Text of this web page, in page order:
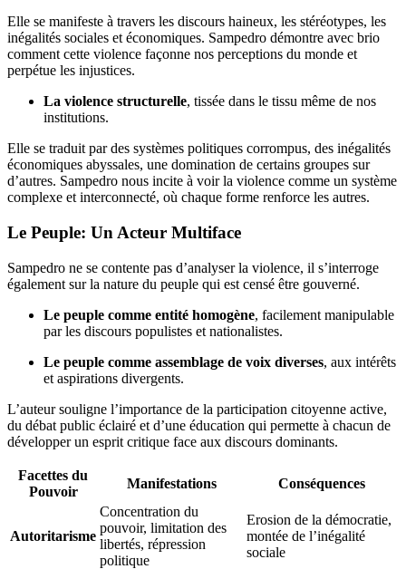
Elle se manifeste à travers les discours haineux, les stéréotypes, les
inégalités sociales et économiques. Sampedro démontre avec brio
comment cette violence façonne nos perceptions du monde et
perpétue les injustices.
La violence structurelle, tissée dans le tissu même de nos
institutions.
Elle se traduit par des systèmes politiques corrompus, des inégalités
économiques abyssales, une domination de certains groupes sur
d’autres. Sampedro nous incite à voir la violence comme un système
complexe et interconnecté, où chaque forme renforce les autres.
Le Peuple: Un Acteur Multiface
Sampedro ne se contente pas d’analyser la violence, il s’interroge
également sur la nature du peuple qui est censé être gouverné.
Le peuple comme entité homogène, facilement manipulable
par les discours populistes et nationalistes.
Le peuple comme assemblage de voix diverses, aux intérêts
et aspirations divergents.
L’auteur souligne l’importance de la participation citoyenne active,
du débat public éclairé et d’une éducation qui permette à chacun de
développer un esprit critique face aux discours dominants.
Facettes du
Pouvoir
Manifestations Conséquences
Autoritarisme
Concentration du
pouvoir, limitation des
libertés, répression
politique
Erosion de la démocratie,
montée de l’inégalité
sociale